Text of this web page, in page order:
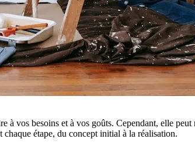
vos besoins et à vos goûts. Cependant, elle
étape, du concept initial à la réalisation.